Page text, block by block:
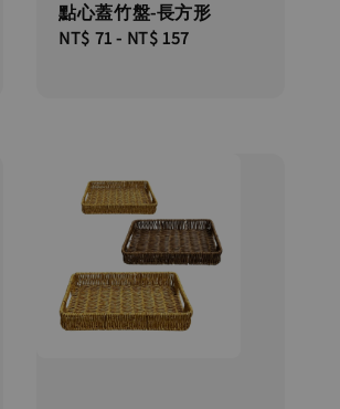
點心蓋竹盤-長方形
Regular
NT$ 71- NT$ 157